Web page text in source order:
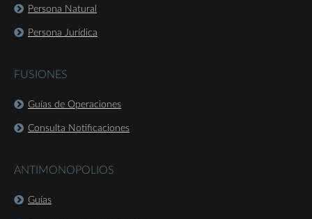
Persona Natural
Persona Jurídica
FUSIONES
Guías de Operaciones
Consulta Notificaciones
ANTIMONOPOLIOS
Guías